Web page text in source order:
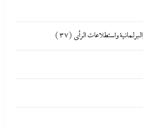
واستطلاعات الرأى (37)